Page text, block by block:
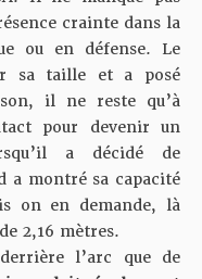
crainte dans la
ou en défense. Le
sa taille et a posé
il ne reste qu’à
pour devenir un
a décidé de
a montré sa capacité
on en demande, là
2,16 mètres.
l’arc que de